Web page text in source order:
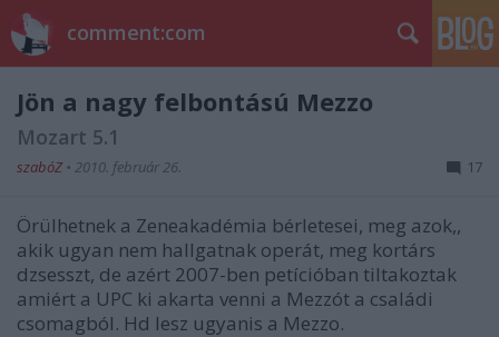
comment:com
Jön a nagy felbontású Mezzo
Mozart 5.1
szabóZ • 2010. február 26. 17
Örülhetnek a Zeneakadémia bérletesei, meg azok,,
akik ugyan nem hallgatnak operát, meg kortárs
dzsesszt, de azért 2007-ben petícióban tiltakoztak
amiért a UPC ki akarta venni a Mezzót a családi
csomagból. Hd lesz ugyanis a Mezzo.